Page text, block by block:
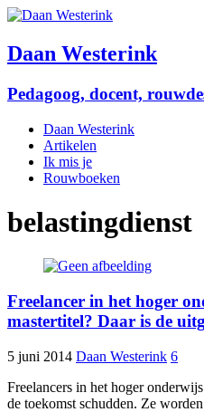
Daan Westerink
Pedagoog, docent,
Daan Westerink
Artikelen
Ik mis je
Rouwboeken
belastingdienst
Freelancer in het hoger
mastertitel? Daar is de
5 juni 2014 Daan Westerink 6
Freelancers in het hoger
de toekomst schudden. Ze